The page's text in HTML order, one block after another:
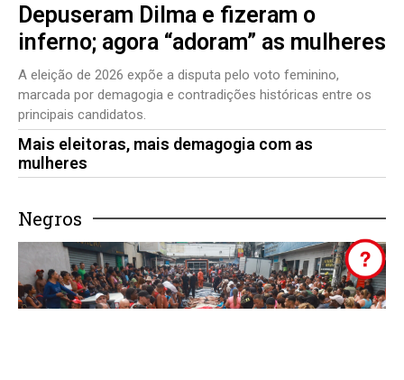
Depuseram Dilma e fizeram o
inferno; agora “adoram” as mulheres
A eleição de 2026 expõe a disputa pelo voto feminino,
marcada por demagogia e contradições históricas entre os
principais candidatos.
Mais eleitoras, mais demagogia com as
mulheres
Negros